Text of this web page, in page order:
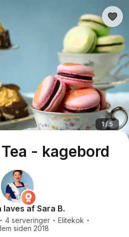
- kagebord
1 / 5
laves af Sara B.
4 serveringer
Elitekok
siden 2018